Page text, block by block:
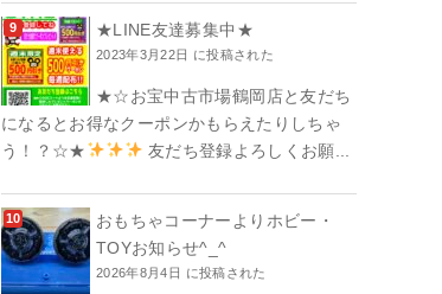
★LINE友達募集中★
2023年3月22日 に投稿された
★☆お宝中古市場鶴岡店と友だち
になるとお得なクーポンかもらえたりしちゃ
う！？☆★
友だち登録よろしくお願...
おもちゃコーナーよりホビー・
TOYお知らせ^_^
2026年8月4日 に投稿された